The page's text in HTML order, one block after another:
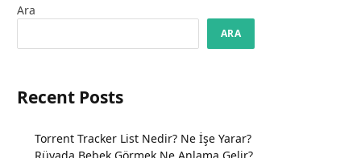
Ara
ARA
Recent Posts
Torrent Tracker List Nedir? Ne İşe Yarar?